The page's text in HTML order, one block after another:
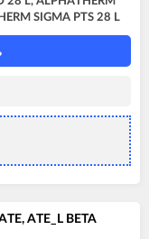
SIGMA PTS 28 L
ATE_L BETA